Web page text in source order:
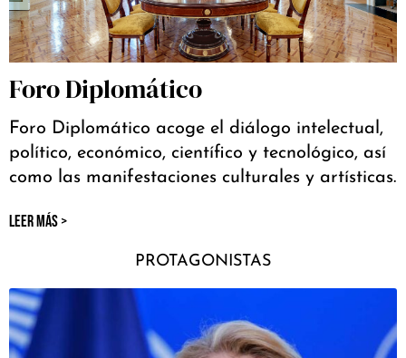
Foro Diplomático
Foro Diplomático acoge el diálogo intelectual,
político, económico, científico y tecnológico, así
como las manifestaciones culturales y artísticas.
LEER MÁS >
PROTAGONISTAS